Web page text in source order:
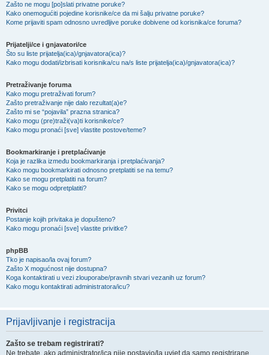
Zašto ne mogu [po]slati privatne poruke?
Kako onemogućiti pojedine korisnike/ce da mi šalju privatne poruke?
Kome prijaviti spam odnosno uvredljive poruke dobivene od korisnika/ce foruma?
Prijatelji/ce i gnjavatori/ce
Što su liste prijatelja(ica)/gnjavatora(ica)?
Kako mogu dodati/izbrisati korisnika/cu na/s liste prijatelja(ica)/gnjavatora(ica)?
Pretraživanje foruma
Kako mogu pretraživati forum?
Zašto pretraživanje nije dalo rezultat(a)e?
Zašto mi se “pojavila” prazna stranica?
Kako mogu (pre)traži(va)ti korisnike/ce?
Kako mogu pronaći [sve] vlastite postove/teme?
Bookmarkiranje i pretplaćivanje
Koja je razlika između bookmarkiranja i pretplaćivanja?
Kako mogu bookmarkirati odnosno pretplatiti se na temu?
Kako se mogu pretplatiti na forum?
Kako se mogu odpretplatiti?
Privitci
Postanje kojih privitaka je dopušteno?
Kako mogu pronaći [sve] vlastite privitke?
phpBB
Tko je napisao/la ovaj forum?
Zašto X mogućnost nije dostupna?
Koga kontaktirati u vezi zlouporabe/pravnih stvari vezanih uz forum?
Kako mogu kontaktirati administratora/icu?
Prijavljivanje i registracija
Zašto se trebam registrirati?
Ne trebate, ako administrator/ica nije postavio/la uvjet da samo registrirane